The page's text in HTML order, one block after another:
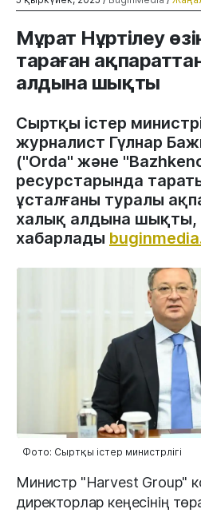
Мұрат Нұртілеу
тараған
алдына шықты
Сыртқы істер
журналист Гүлнар
("Orda" және
ресурстарында
ұсталғаны туралы
халық алдына
хабарлады
Фото: Сыртқы істер министрлігі
Министр "Harvest Group"
директорлар кеңесінің